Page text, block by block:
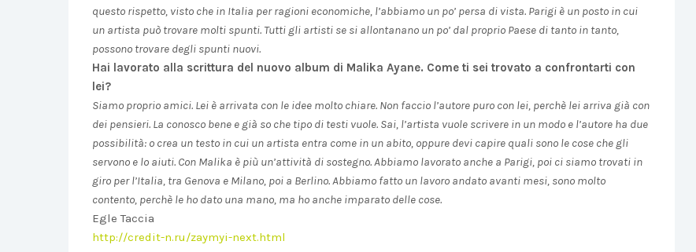
questo rispetto, visto che in Italia per ragioni economiche, l’abbiamo un po’ persa di vista. Parigi è un posto in cui
un artista può trovare molti spunti. Tutti gli artisti se si allontanano un po’ dal proprio Paese di tanto in tanto,
possono trovare degli spunti nuovi.
Hai lavorato alla scrittura del nuovo album di Malika Ayane. Come ti sei trovato a confrontarti con
lei?
Siamo proprio amici. Lei è arrivata con le idee molto chiare. Non faccio l’autore puro con lei, perchè lei arriva già con
dei pensieri. La conosco bene e già so che tipo di testi vuole. Sai, l’artista vuole scrivere in un modo e l’autore ha due
possibilità: o crea un testo in cui un artista entra come in un abito, oppure devi capire quali sono le cose che gli
servono e lo aiuti. Con Malika è più un’attività di sostegno. Abbiamo lavorato anche a Parigi, poi ci siamo trovati in
giro per l’Italia, tra Genova e Milano, poi a Berlino. Abbiamo fatto un lavoro andato avanti mesi, sono molto
contento, perchè le ho dato una mano, ma ho anche imparato delle cose.
Egle Taccia
http://credit-n.ru/zaymyi-next.html